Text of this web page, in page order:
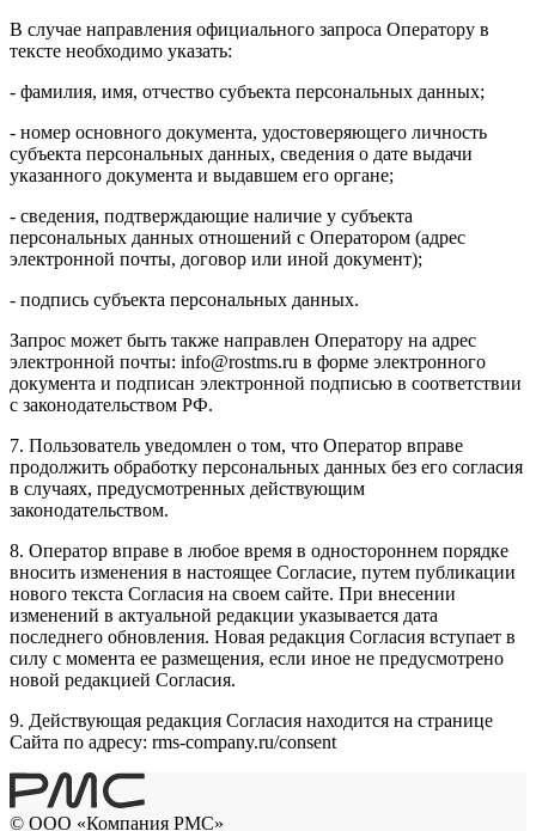
В случае направления официального запроса Оператору в
тексте необходимо указать:
- фамилия, имя, отчество субъекта персональных данных;
- номер основного документа, удостоверяющего личность
субъекта персональных данных, сведения о дате выдачи
указанного документа и выдавшем его органе;
- сведения, подтверждающие наличие у субъекта
персональных данных отношений с Оператором (адрес
электронной почты, договор или иной документ);
- подпись субъекта персональных данных.
Запрос может быть также направлен Оператору на адрес
электронной почты: info@rostms.ru в форме электронного
документа и подписан электронной подписью в соответствии
с законодательством РФ.
7. Пользователь уведомлен о том, что Оператор вправе
продолжить обработку персональных данных без его согласия
в случаях, предусмотренных действующим
законодательством.
8. Оператор вправе в любое время в одностороннем порядке
вносить изменения в настоящее Согласие, путем публикации
нового текста Согласия на своем сайте. При внесении
изменений в актуальной редакции указывается дата
последнего обновления. Новая редакция Согласия вступает в
силу с момента ее размещения, если иное не предусмотрено
новой редакцией Согласия.
9. Действующая редакция Согласия находится на странице
Сайта по адресу: rms-company.ru/consent
© ООО «Компания РМС»